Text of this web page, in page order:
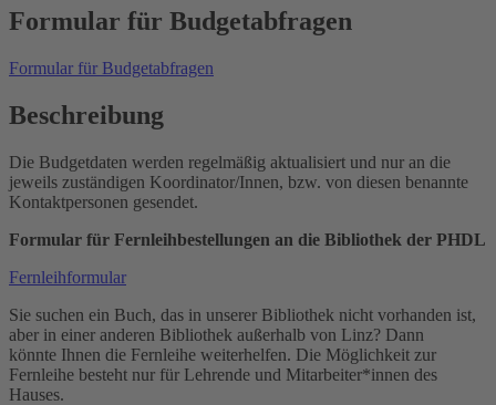
Formular für Budgetabfragen
Formular für Budgetabfragen
Beschreibung
Die Budgetdaten werden regelmäßig aktualisiert und nur an die
jeweils zuständigen Koordinator/Innen, bzw. von diesen benannte
Kontaktpersonen gesendet.
Formular für Fernleihbestellungen an die Bibliothek der PHDL
Fernleihformular
Sie suchen ein Buch, das in unserer Bibliothek nicht vorhanden ist,
aber in einer anderen Bibliothek außerhalb von Linz? Dann
könnte Ihnen die Fernleihe weiterhelfen. Die Möglichkeit zur
Fernleihe besteht nur für Lehrende und Mitarbeiter*innen des
Hauses.